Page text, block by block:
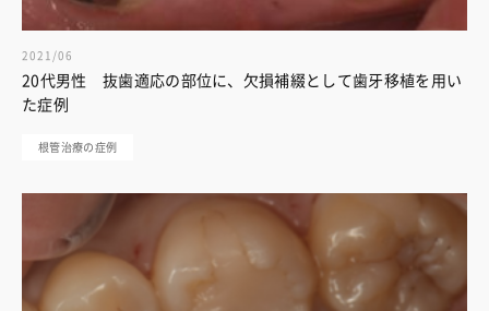
2021/06
20代男性 抜歯適応の部位に、欠損補綴として歯牙移植を用い
た症例
根管治療の症例